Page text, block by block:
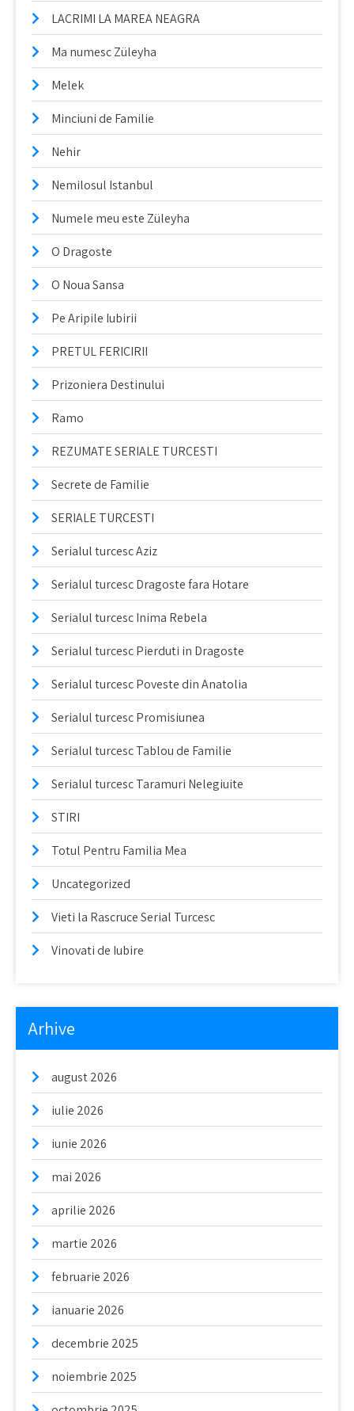
LACRIMI LA MAREA NEAGRA
Ma numesc Züleyha
Melek
Minciuni de Familie
Nehir
Nemilosul Istanbul
Numele meu este Züleyha
O Dragoste
O Noua Sansa
Pe Aripile Iubirii
PRETUL FERICIRII
Prizoniera Destinului
Ramo
REZUMATE SERIALE TURCESTI
Secrete de Familie
SERIALE TURCESTI
Serialul turcesc Aziz
Serialul turcesc Dragoste fara Hotare
Serialul turcesc Inima Rebela
Serialul turcesc Pierduti in Dragoste
Serialul turcesc Poveste din Anatolia
Serialul turcesc Promisiunea
Serialul turcesc Tablou de Familie
Serialul turcesc Taramuri Nelegiuite
STIRI
Totul Pentru Familia Mea
Uncategorized
Vieti la Rascruce Serial Turcesc
Vinovati de Iubire
Arhive
august 2026
iulie 2026
iunie 2026
mai 2026
aprilie 2026
martie 2026
februarie 2026
ianuarie 2026
decembrie 2025
noiembrie 2025